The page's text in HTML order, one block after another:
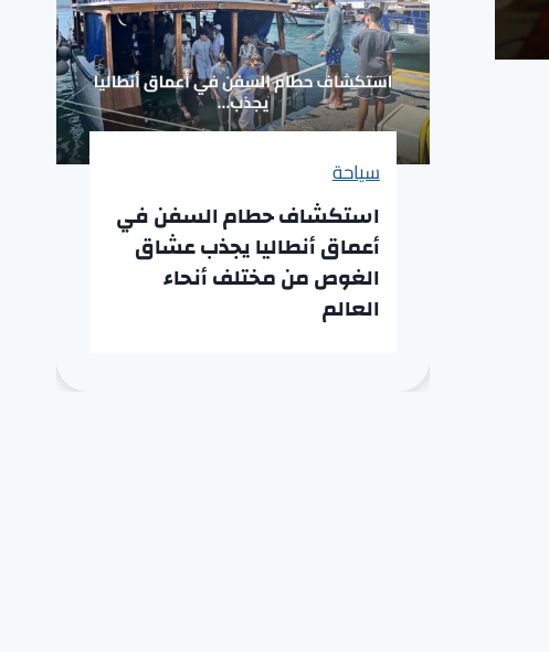
سياحة
استكشاف حطام السفن في
أعماق أنطاليا يجذب عشاق
الغوص من مختلف أنحاء
العالم